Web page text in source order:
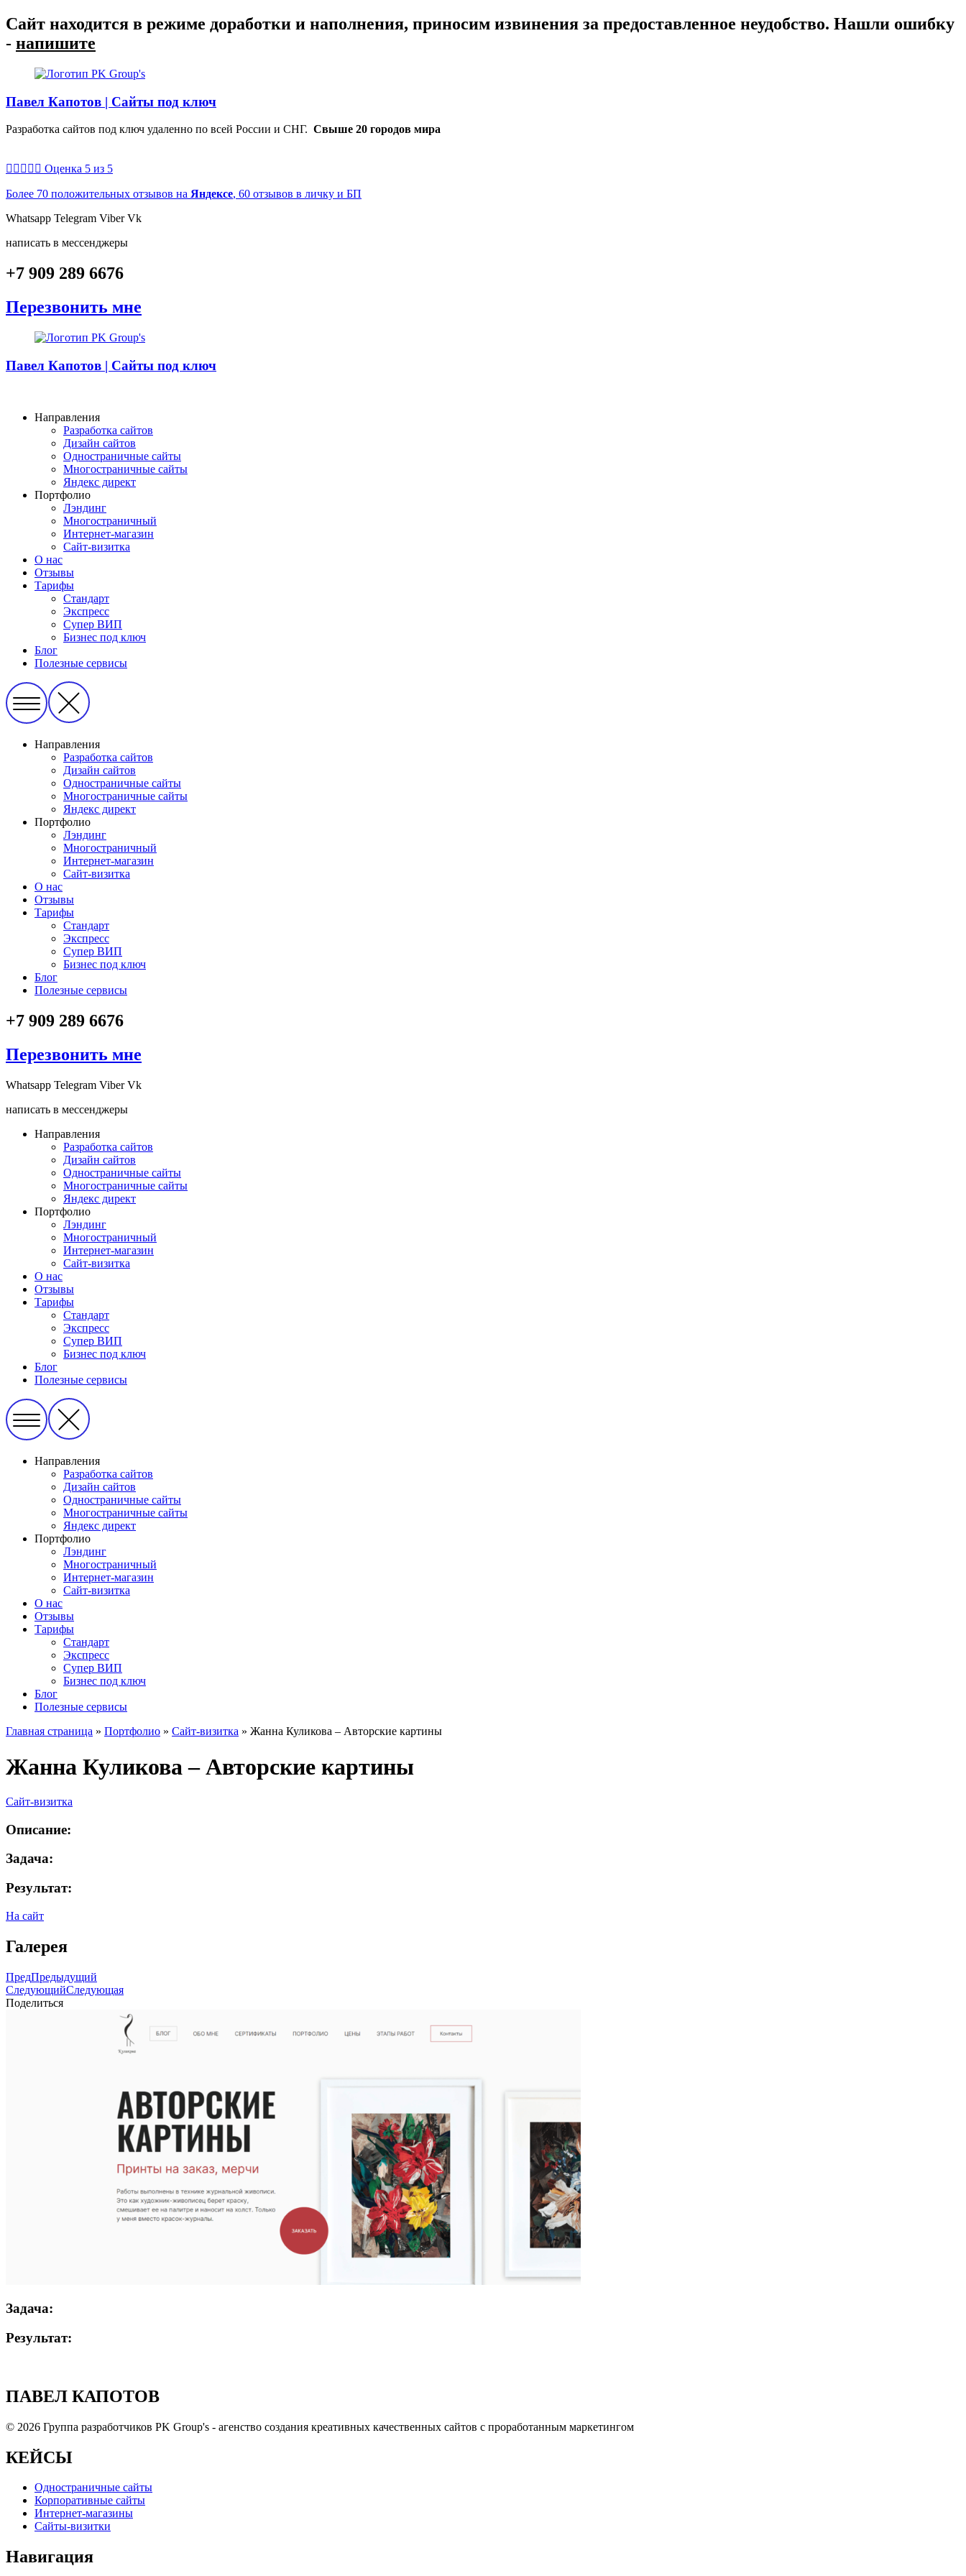
Перейти
к
содержимому
Сайт находится в режиме доработки и наполнения, приносим извинения за предоставленное неудобство. Нашли ошибку
- напишите
Павел Капотов | Cайты под ключ
Разработка сайтов под ключ удаленно по всей России и СНГ. Свыше 20 городов мира
     Оценка 5 из 5
Более 70 положительных отзывов на Яндексе, 60 отзывов в личку и БП
Whatsapp Telegram Viber Vk
написать в мессенджеры
+7 909 289 6676
Перезвонить мне
Павел Капотов | Cайты под ключ
Направления
Разработка сайтов
Дизайн сайтов
Одностраничные сайты
Многостраничные сайты
Яндекс директ
Портфолио
Лэндинг
Многостраничный
Интернет-магазин
Сайт-визитка
О нас
Отзывы
Тарифы
Стандарт
Экспресс
Супер ВИП
Бизнес под ключ
Блог
Полезные сервисы
Направления
Разработка сайтов
Дизайн сайтов
Одностраничные сайты
Многостраничные сайты
Яндекс директ
Портфолио
Лэндинг
Многостраничный
Интернет-магазин
Сайт-визитка
О нас
Отзывы
Тарифы
Стандарт
Экспресс
Супер ВИП
Бизнес под ключ
Блог
Полезные сервисы
+7 909 289 6676
Перезвонить мне
Whatsapp Telegram Viber Vk
написать в мессенджеры
Направления
Разработка сайтов
Дизайн сайтов
Одностраничные сайты
Многостраничные сайты
Яндекс директ
Портфолио
Лэндинг
Многостраничный
Интернет-магазин
Сайт-визитка
О нас
Отзывы
Тарифы
Стандарт
Экспресс
Супер ВИП
Бизнес под ключ
Блог
Полезные сервисы
Направления
Разработка сайтов
Дизайн сайтов
Одностраничные сайты
Многостраничные сайты
Яндекс директ
Портфолио
Лэндинг
Многостраничный
Интернет-магазин
Сайт-визитка
О нас
Отзывы
Тарифы
Стандарт
Экспресс
Супер ВИП
Бизнес под ключ
Блог
Полезные сервисы
Главная страница » Портфолио » Сайт-визитка » Жанна Куликова – Авторские картины
Жанна Куликова – Авторские картины
Сайт-визитка
Описание:
Задача:
Результат:
На сайт
Галерея
ПредПредыдущий
СледующийСледующая
Поделиться
Задача:
Результат:
ПАВЕЛ КАПОТОВ
© 2026 Группа разработчиков PK Group's - агенство создания креативных качественных сайтов с проработанным маркетингом
КЕЙСЫ
Одностраничные сайты
Корпоративные сайты
Интернет-магазины
Сайты-визитки
Навигация